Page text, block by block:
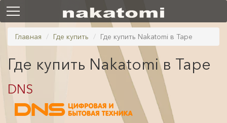
Главная Где купить Где купить Nakatomi в Таре
Где купить Nakatomi в Таре
DNS